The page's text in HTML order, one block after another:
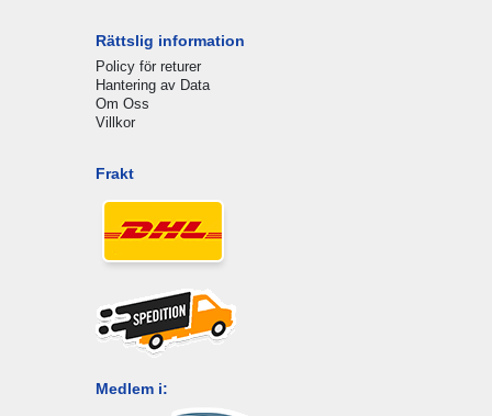
Rättslig information
Policy för returer
Hantering av Data
Om Oss
Villkor
Frakt
Medlem i: